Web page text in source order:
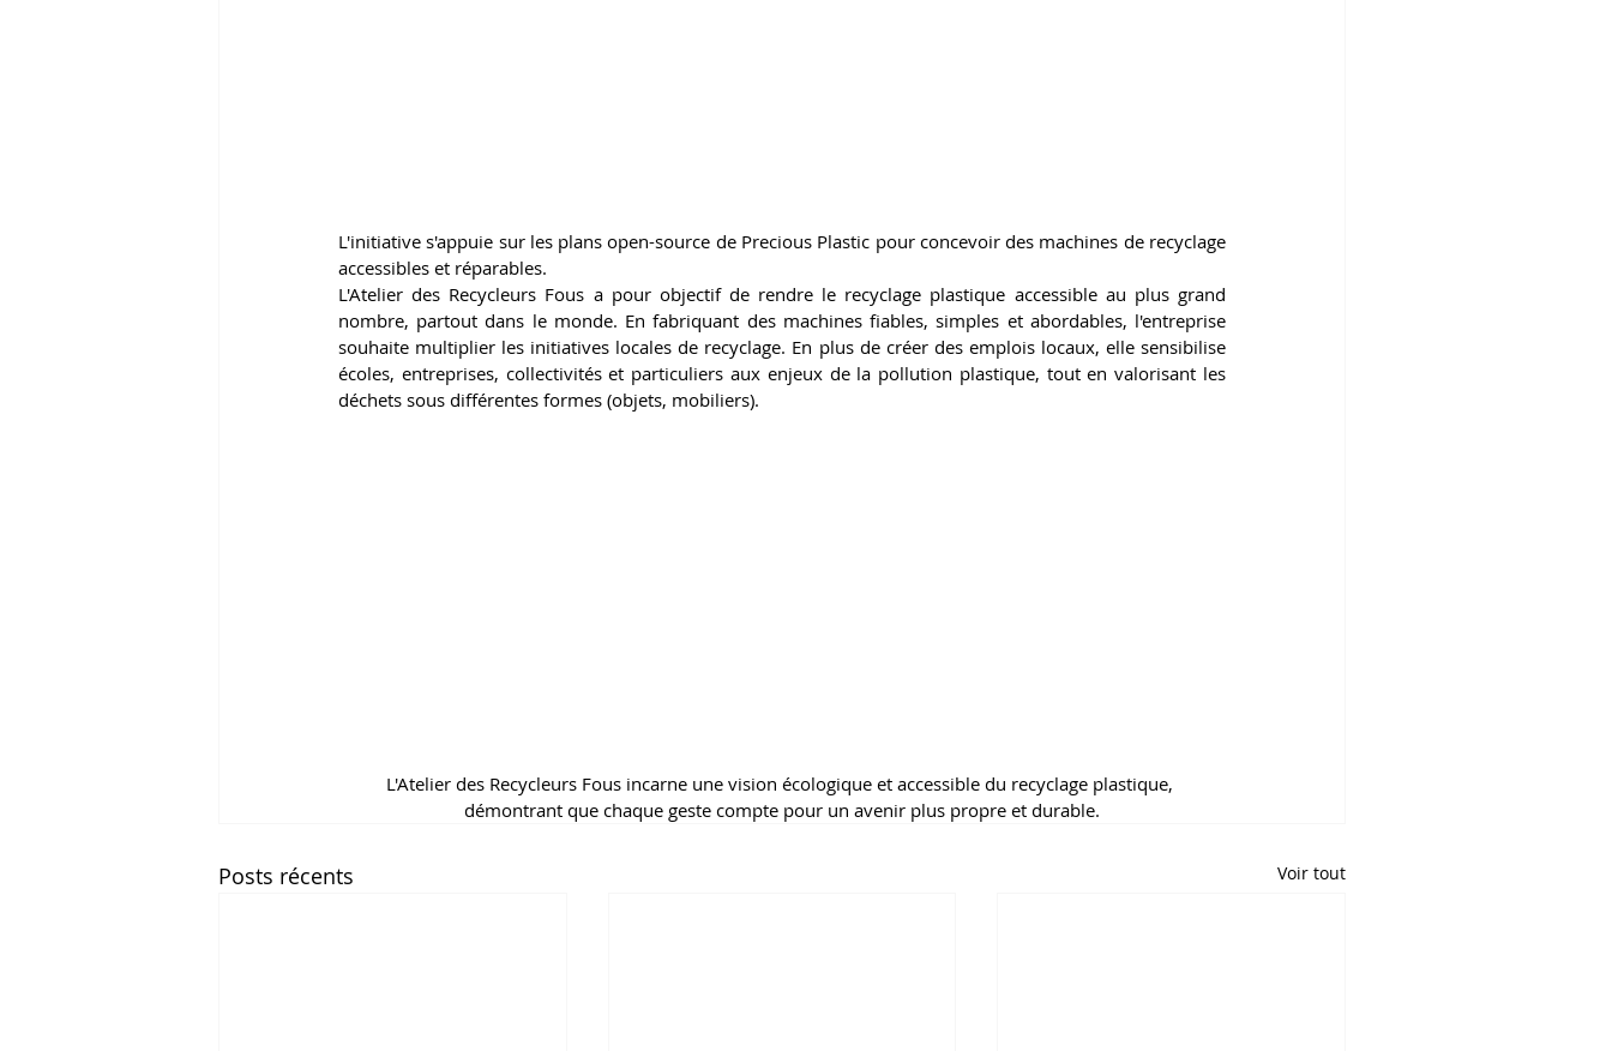
L'initiative s'appuie sur les plans open-source de Precious Plastic pour concevoir des machines de recyclage
accessibles et réparables.
L'Atelier des Recycleurs Fous a pour objectif de rendre le recyclage plastique accessible au plus grand
nombre, partout dans le monde. En fabriquant des machines fiables, simples et abordables, l'entreprise
souhaite multiplier les initiatives locales de recyclage. En plus de créer des emplois locaux, elle sensibilise
écoles, entreprises, collectivités et particuliers aux enjeux de la pollution plastique, tout en valorisant les
déchets sous différentes formes (objets, mobiliers).
L'Atelier des Recycleurs Fous incarne une vision écologique et accessible du recyclage plastique,
démontrant que chaque geste compte pour un avenir plus propre et durable.
Posts récents Voir tout